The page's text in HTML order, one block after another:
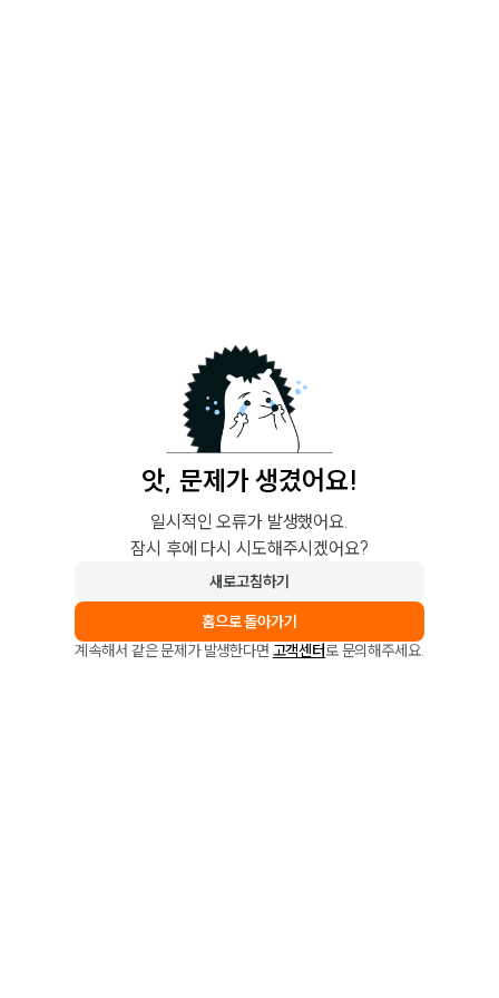
앗, 문제가 생겼어요!
일시적인 오류가 발생했어요.
잠시 후에 다시 시도해주시겠어요?
새로고침하기
홈으로 돌아가기
계속해서 같은 문제가 발생한다면 고객센터로 문의해주세요.